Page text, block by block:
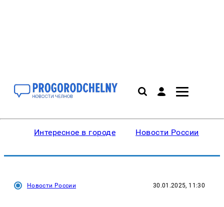
Интересное в городе Новости России
Новости России 30.01.2025, 11:30